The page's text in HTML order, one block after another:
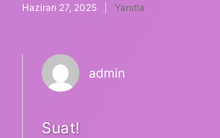
Haziran 27, 2025 Yanıtla
admin
Suat!